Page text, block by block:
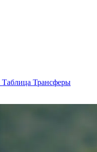
Таблица Трансферы